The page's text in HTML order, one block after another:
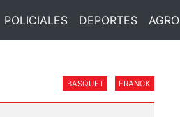
POLICIALES DEPORTES AGRO
BASQUET FRANCK